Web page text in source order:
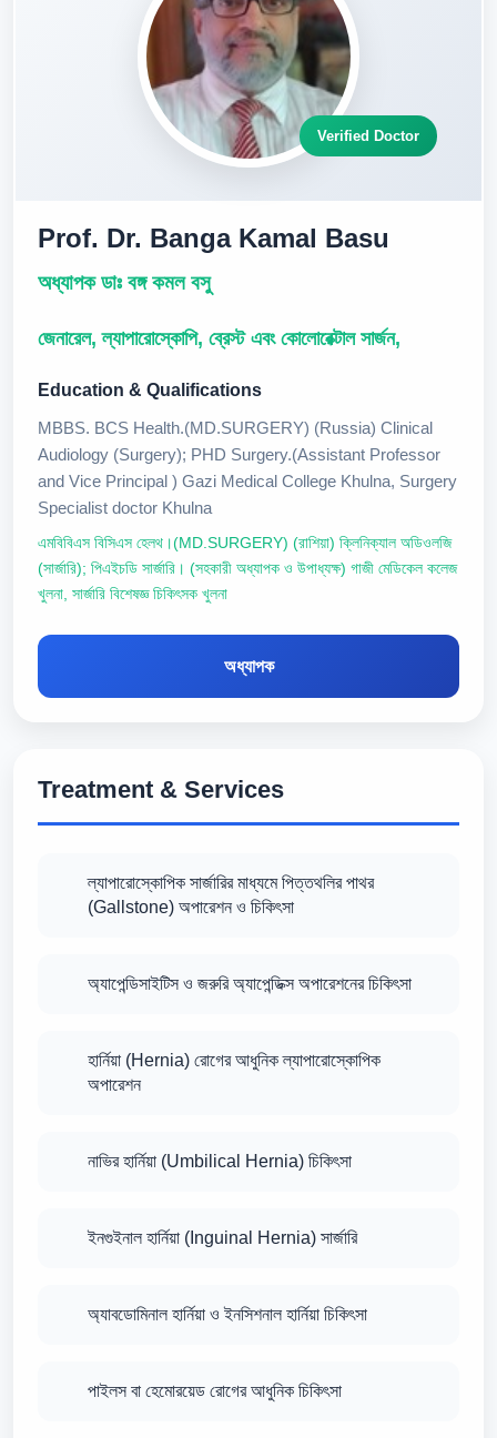
Verified Doctor
Prof. Dr. Banga Kamal Basu
অধ্যাপক ডাঃ বঙ্গ কমল বসু
জেনারেল, ল্যাপারোস্কোপি, ব্রেস্ট এবং কোলোরেক্টাল সার্জন,
Education & Qualifications
MBBS. BCS Health.(MD.SURGERY) (Russia) Clinical
Audiology (Surgery); PHD Surgery.(Assistant Professor
and Vice Principal ) Gazi Medical College Khulna, Surgery
Specialist doctor Khulna
এমবিবিএস বিসিএস হেলথ।(MD.SURGERY) (রাশিয়া) ক্লিনিক্যাল অডিওলজি
(সার্জারি); পিএইচডি সার্জারি। (সহকারী অধ্যাপক ও উপাধ্যক্ষ) গাজী মেডিকেল কলেজ
খুলনা, সার্জারি বিশেষজ্ঞ চিকিৎসক খুলনা
অধ্যাপক
Treatment & Services
ল্যাপারোস্কোপিক সার্জারির মাধ্যমে পিত্তথলির পাথর
(Gallstone) অপারেশন ও চিকিৎসা
অ্যাপেন্ডিসাইটিস ও জরুরি অ্যাপেন্ডিক্স অপারেশনের চিকিৎসা
হার্নিয়া (Hernia) রোগের আধুনিক ল্যাপারোস্কোপিক
অপারেশন
নাভির হার্নিয়া (Umbilical Hernia) চিকিৎসা
ইনগুইনাল হার্নিয়া (Inguinal Hernia) সার্জারি
অ্যাবডোমিনাল হার্নিয়া ও ইনসিশনাল হার্নিয়া চিকিৎসা
পাইলস বা হেমোরয়েড রোগের আধুনিক চিকিৎসা